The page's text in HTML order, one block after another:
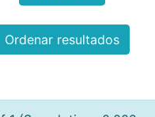
Ordenar resultados